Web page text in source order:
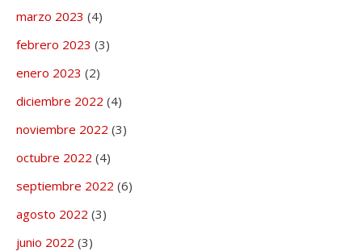
marzo 2023 (4)
febrero 2023 (3)
enero 2023 (2)
diciembre 2022 (4)
noviembre 2022 (3)
octubre 2022 (4)
septiembre 2022 (6)
agosto 2022 (3)
junio 2022 (3)